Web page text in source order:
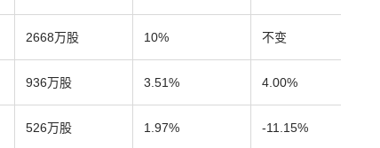
2668万股 10% 不变
936万股 3.51% 4.00%
526万股 1.97% -11.15%